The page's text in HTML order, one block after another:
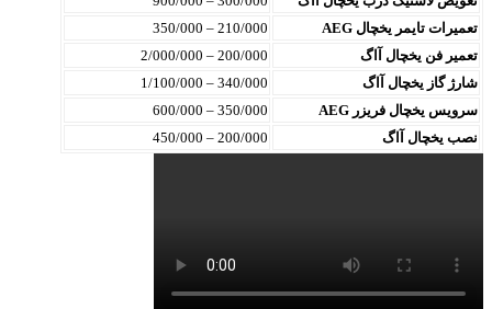
تعمیرات تایمر یخچال AEG
210/000 – 350/000
تعمیر فن یخچال آاگ
200/000 – 2/000/000
شارژ گاز یخچال آاگ
340/000 – 1/100/000
سرویس یخچال فریزر AEG
350/000 – 600/000
نصب یخچال آاگ
200/000 – 450/000